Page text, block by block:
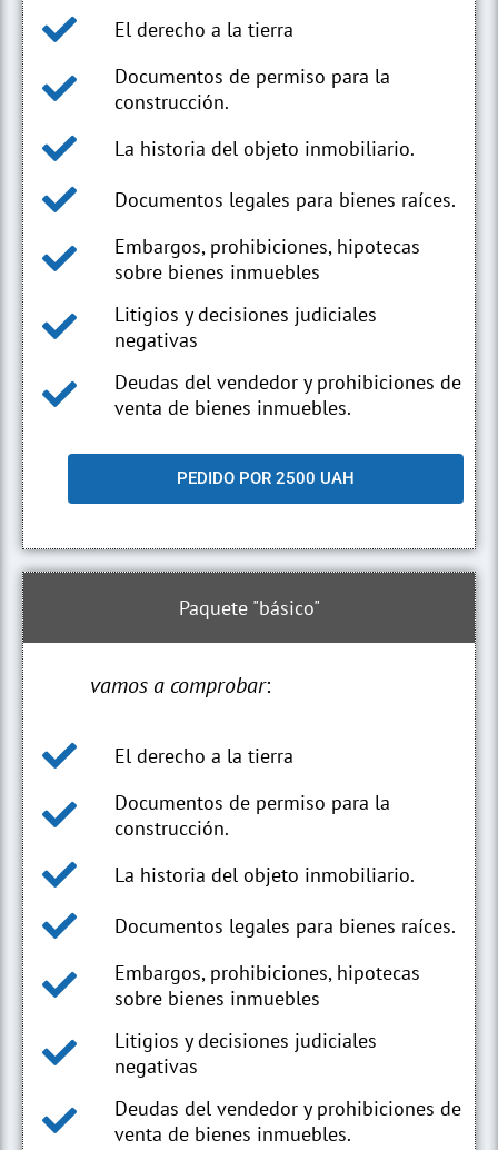
El derecho a la tierra
Documentos de permiso para la
construcción.
La historia del objeto inmobiliario.
Documentos legales para bienes raíces.
Embargos, prohibiciones, hipotecas
sobre bienes inmuebles
Litigios y decisiones judiciales
negativas
Deudas del vendedor y prohibiciones de
venta de bienes inmuebles.
PEDIDO POR 2500 UAH
Paquete "básico"
vamos a comprobar:
El derecho a la tierra
Documentos de permiso para la
construcción.
La historia del objeto inmobiliario.
Documentos legales para bienes raíces.
Embargos, prohibiciones, hipotecas
sobre bienes inmuebles
Litigios y decisiones judiciales
negativas
Deudas del vendedor y prohibiciones de
venta de bienes inmuebles.